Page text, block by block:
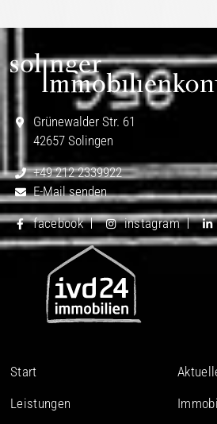
Grünewalder Str. 61
42657 Solingen
+49 212 2339922
E-Mail senden
facebook
instagram
Start
Leistungen